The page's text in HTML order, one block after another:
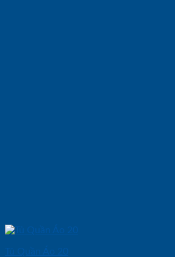
Tủ Quần Áo 20